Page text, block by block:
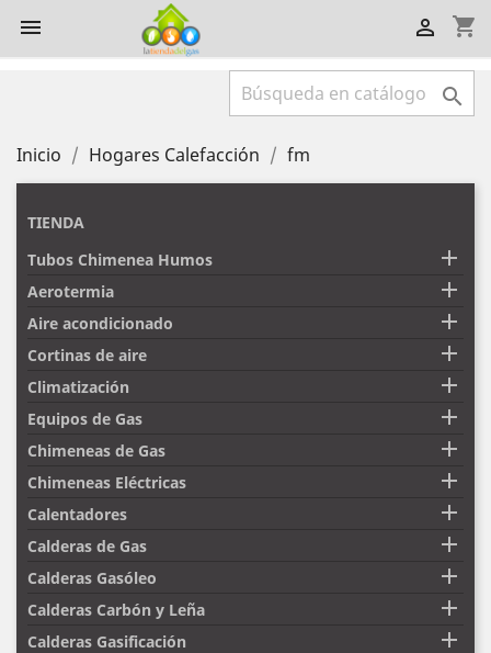
 shopping_cart


Inicio Hogares Calefacción fm
TIENDA
Tubos Chimenea Humos

Aerotermia 
Aire acondicionado 
Cortinas de aire 
Climatización 
Equipos de Gas 
Chimeneas de Gas 
Chimeneas Eléctricas 
Calentadores 
Calderas de Gas 
Calderas Gasóleo 
Calderas Carbón y Leña 
Calderas Gasificación 